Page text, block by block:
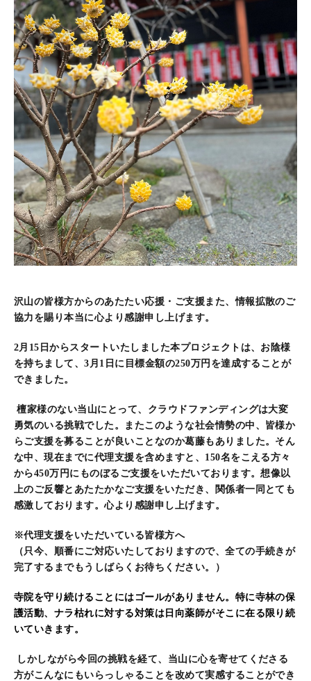
沢山の皆様方からのあたたい応援・ご支援また、情報拡散のご
協力を賜り本当に心より感謝申し上げます。
2月15日からスタートいたしました本プロジェクトは、お陰様
を持ちまして、3月1日に目標金額の250万円を達成することが
できました。
檀家様のない当山にとって、クラウドファンディングは大変
勇気のいる挑戦でした。またこのような社会情勢の中、皆様か
らご支援を募ることが良いことなのか葛藤もありました。 そん
な中、現在までに代理支援を含めますと、150名をこえる方々
から450万円にものぼるご支援をいただいております。想像以
上のご反響とあたたかなご支援をいただき、関係者一同とても
感激しております。心より感謝申し上げます。
※代理支援をいただいている皆様方へ
（只今、順番にご対応いたしておりますので、全ての手続きが
完了するまでもうしばらくお待ちください。）
寺院を守り続けることにはゴールがありません。特に寺林の保
護活動、ナラ枯れに対する対策は日向薬師がそこに在る限り続
いていきます。
しかしながら今回の挑戦を経て、当山に心を寄せてくださる
方がこんなにもいらっしゃることを改めて実感することができ